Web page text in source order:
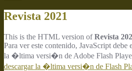
Revista 2021
This is the HTML version ofRevista
Para ver este contenido, JavaScript debe
la �ltima versi�n de Adobe Flash
descargar la �ltima versi�n de Flash